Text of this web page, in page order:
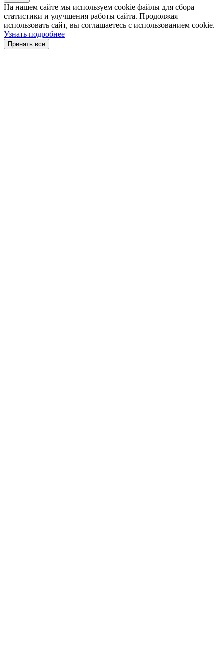
На нашем сайте мы используем cookie файлы для сбора
статистики и улучшения работы сайта. Продолжая
использовать сайт, вы соглашаетесь с использованием cookie.
Узнать подробнее
Принять все